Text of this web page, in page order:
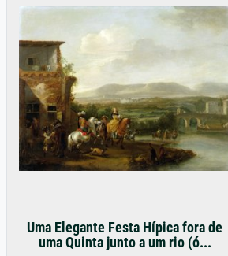
Uma Elegante Festa Hípica fora de
uma Quinta junto a um rio (ó...